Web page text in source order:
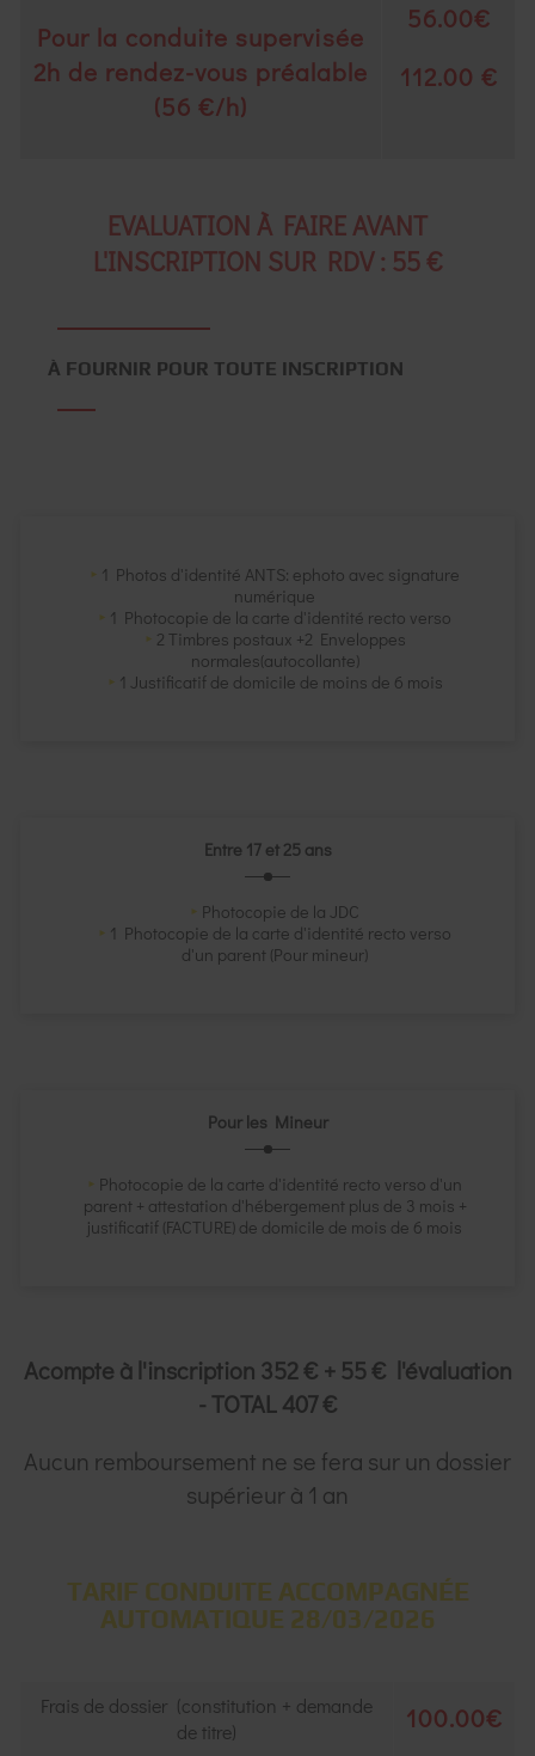
Pour la conduite supervisée
2h de rendez-vous préalable
(56 €/h)
56.00€
112.00 €
EVALUATION À FAIRE AVANT
L'INSCRIPTION SUR RDV : 55 €
À FOURNIR POUR TOUTE INSCRIPTION
1 Photos d'identité ANTS: ephoto avec signature
numérique
1 Photocopie de la carte d'identité recto verso
2 Timbres postaux +2 Enveloppes
normales(autocollante)
1 Justificatif de domicile de moins de 6 mois
Entre 17 et 25 ans
Photocopie de la JDC
1 Photocopie de la carte d'identité recto verso
d'un parent (Pour mineur)
Pour les Mineur
Photocopie de la carte d'identité recto verso d'un
parent + attestation d'hébergement plus de 3 mois +
justificatif (FACTURE) de domicile de mois de 6 mois
Acompte à l'inscription 352 € + 55 € l'évaluation
- TOTAL 407 €
Aucun remboursement ne se fera sur un dossier
supérieur à 1 an
TARIF CONDUITE ACCOMPAGNÉE
AUTOMATIQUE 28/03/2026
Frais de dossier (constitution + demande
de titre)
100.00€